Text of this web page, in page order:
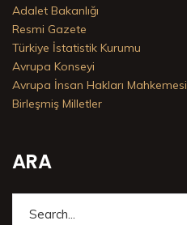
Adalet Bakanlığı
Resmi Gazete
Türkiye İstatistik Kurumu
Avrupa Konseyi
Avrupa İnsan Hakları Mahkemesi
Birleşmiş Milletler
ARA